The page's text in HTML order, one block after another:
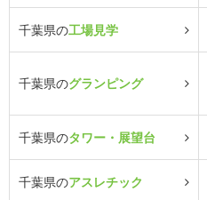
千葉県の工場見学
千葉県のグランピング
千葉県のタワー・展望台
千葉県のアスレチック